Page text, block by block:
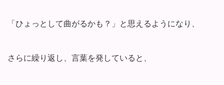
「ひょっとして曲がるかも？」と思えるようになり、
さらに繰り返し、言葉を発していると、